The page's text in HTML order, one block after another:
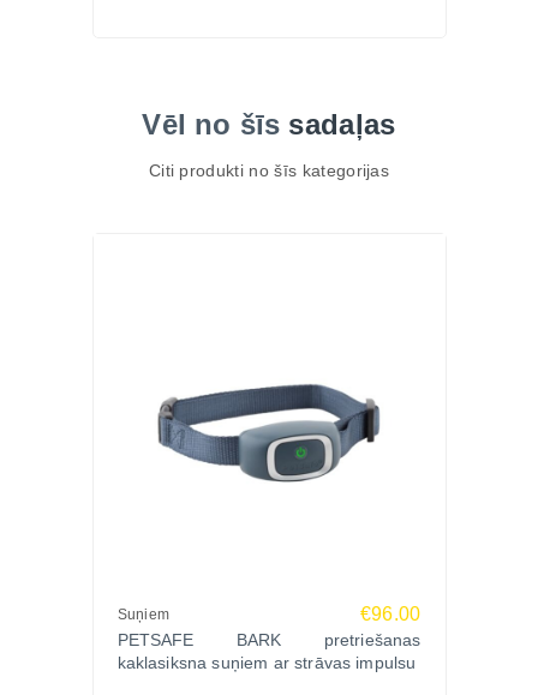
Vēl no šīs sadaļas
Citi produkti no šīs kategorijas
Suņiem €96.00
PETSAFE BARK pretriešanas
kaklasiksna suņiem ar strāvas impulsu